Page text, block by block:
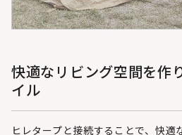
快適なリビング空間を作
イル
ヒレタープと接続することで、快適